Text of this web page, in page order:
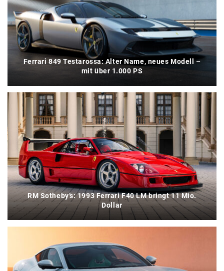
Ferrari 849 Testarossa: Alter Name, neues Modell –
mit über 1.000 PS
RM Sotheby’s: 1993 Ferrari F40 LM bringt 11 Mio.
Dollar